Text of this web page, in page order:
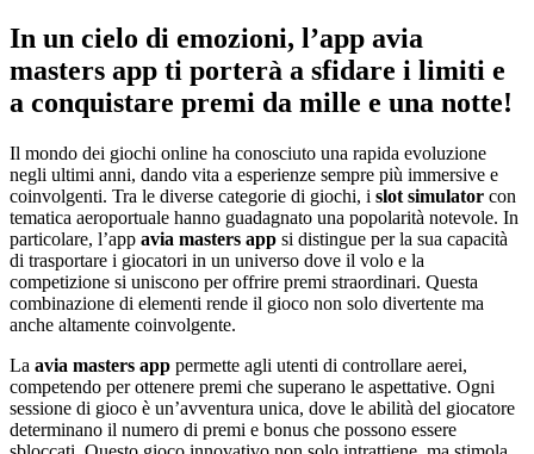
In un cielo di emozioni, l’app avia
masters app ti porterà a sfidare i limiti e
a conquistare premi da mille e una notte!
Il mondo dei giochi online ha conosciuto una rapida evoluzione
negli ultimi anni, dando vita a esperienze sempre più immersive e
coinvolgenti. Tra le diverse categorie di giochi, i slot simulator con
tematica aeroportuale hanno guadagnato una popolarità notevole. In
particolare, l’app avia masters app si distingue per la sua capacità
di trasportare i giocatori in un universo dove il volo e la
competizione si uniscono per offrire premi straordinari. Questa
combinazione di elementi rende il gioco non solo divertente ma
anche altamente coinvolgente.
La avia masters app permette agli utenti di controllare aerei,
competendo per ottenere premi che superano le aspettative. Ogni
sessione di gioco è un’avventura unica, dove le abilità del giocatore
determinano il numero di premi e bonus che possono essere